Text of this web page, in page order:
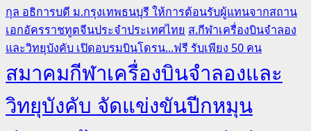
กุล อธิการบดี ม.กรุงเทพธนบุรี ให้การต้อนรับผู้แทนจากสถาน
เอกอัครราชทูตจีนประจำประเทศไทย ส.กีฬาเครื่องบินจำลอง
และวิทยุบังคับ เปิดอบรมบินโดรน...ฟรี รับเพียง 50 คน
สมาคมกีฬาเครื่องบินจำลองและ
วิทยุบังคับ จัดแข่งขันปีกหมุน